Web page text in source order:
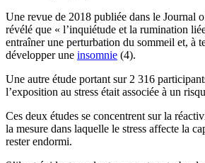
Une revue de 2018 publiée dans le Journal
révélé que « l’inquiétude et la rumination
entraîner une perturbation du sommeil et, à
développer une insomnie (4).
Une autre étude portant sur 2 316
l’exposition au stress était associée à un
Ces deux études se concentrent sur la
la mesure dans laquelle le stress affecte la
rester endormi.